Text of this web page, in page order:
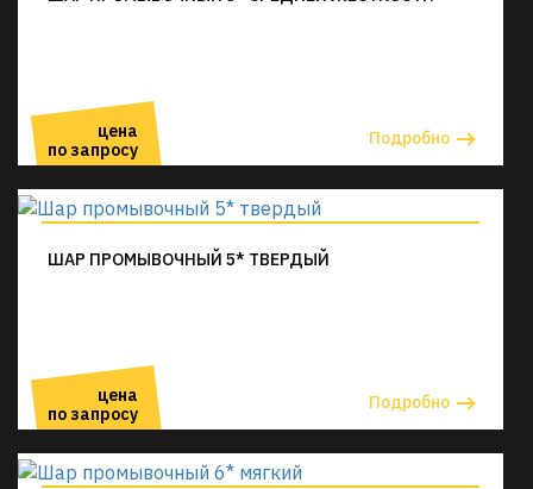
цена
по запросу
Подробно
ШАР ПРОМЫВОЧНЫЙ 5* ТВЕРДЫЙ
цена
по запросу
Подробно